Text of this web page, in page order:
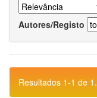
Autores/Registo
Resultados 1-1 de 1.